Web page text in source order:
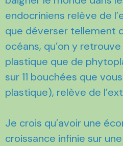
endocriniens relève de
que déverser tellement
océans, qu’on y
plastique que de
sur 11 bouchées que
plastique), relève de
Je crois qu’avoir une
croissance infinie sur